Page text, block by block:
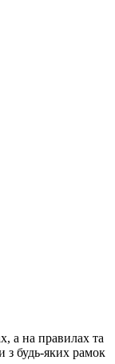
а на правилах та
з будь-яких рамок